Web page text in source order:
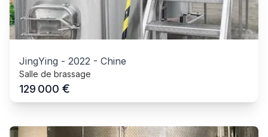
JingYing - 2022 - Chine
Salle de brassage
129 000 €